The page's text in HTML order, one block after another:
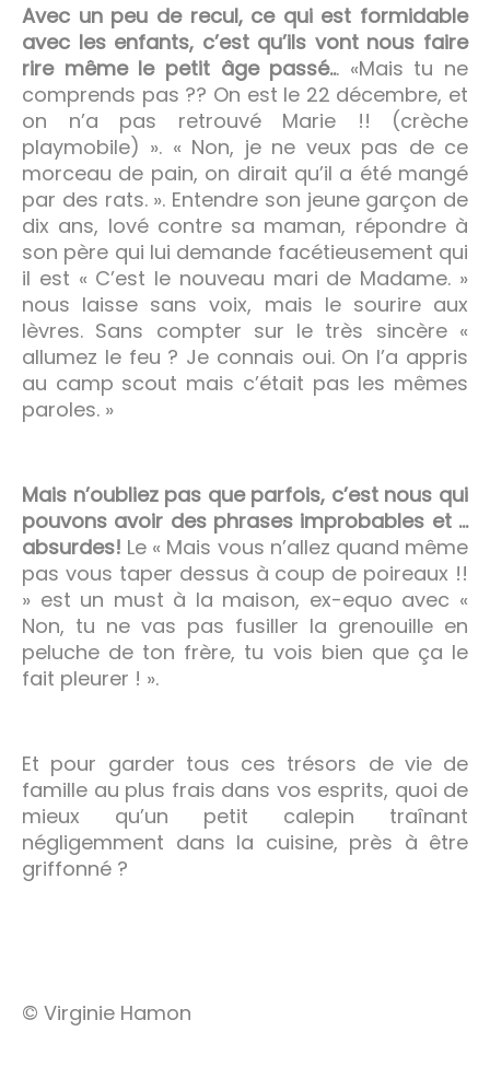
Avec un peu de recul, ce qui est formidable
avec les enfants, c’est qu’ils vont nous faire
rire même le petit âge passé... «Mais tu ne
comprends pas ?? On est le 22 décembre, et
on n’a pas retrouvé Marie !! (crèche
playmobile) ». « Non, je ne veux pas de ce
morceau de pain, on dirait qu’il a été mangé
par des rats. ». Entendre son jeune garçon de
dix ans, lové contre sa maman, répondre à
son père qui lui demande facétieusement qui
il est « C’est le nouveau mari de Madame. »
nous laisse sans voix, mais le sourire aux
lèvres. Sans compter sur le très sincère «
allumez le feu ? Je connais oui. On l’a appris
au camp scout mais c’était pas les mêmes
paroles. »
Mais n’oubliez pas que parfois, c’est nous qui
pouvons avoir des phrases improbables et …
absurdes! Le « Mais vous n’allez quand même
pas vous taper dessus à coup de poireaux !!
» est un must à la maison, ex-equo avec «
Non, tu ne vas pas fusiller la grenouille en
peluche de ton frère, tu vois bien que ça le
fait pleurer ! ».
Et pour garder tous ces trésors de vie de
famille au plus frais dans vos esprits, quoi de
mieux qu’un petit calepin traînant
négligemment dans la cuisine, près à être
griffonné ?
© Virginie Hamon